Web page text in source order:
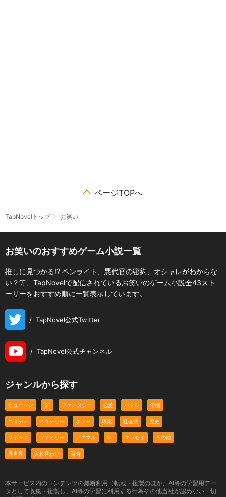
ページTOPへ
TapNovelトップ お笑い
お笑いのおすすめゲーム小説一覧
推しに見つかる!? ペンライト、悪代官の密約、オシャレがわからな
い？等、TapNovelで配信されているお笑いのゲーム小説全43スト
ーリーをおすすめ順に一覧表示しています。
/ TapNovel公式Twitter
/ TapNovel公式チャンネル
ジャンルから探す
ヒューマン SF ファンタジー 恋愛 バトル 学園
コメディ ミステリー ホラー 職業 社会派 歴史
スポーツ ファミリー アニマル BL エッセイ その他
異世界 入れ替わり 百合
本サービス内のコンテンツの無断利用（転載・複製のほか、AI等の学習用デー
タとして収集・複製し、AI等の学習に利用する行為その他当社が認めない一切